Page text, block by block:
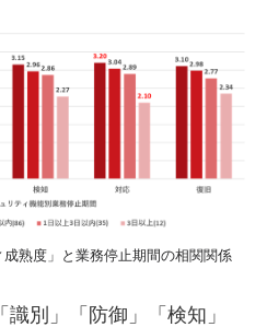
熟度」と業務停止期間の相関関係
別」「防御」「検知」